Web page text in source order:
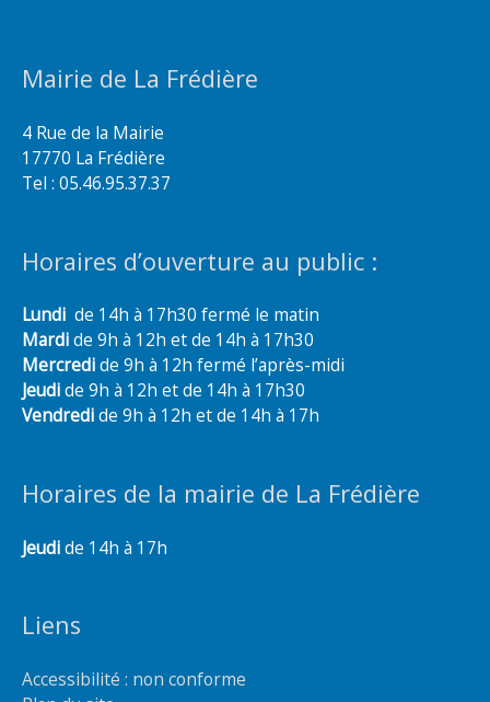
Mairie de La Frédière
4 Rue de la Mairie
17770 La Frédière
Tel : 05.46.95.37.37
Horaires d’ouverture au public :
Lundi de 14h à 17h30 fermé le matin
Mardide 9h à 12h et de 14h à 17h30
Mercredide 9h à 12h fermé l’après-midi
Jeudide 9h à 12h et de 14h à 17h30
Vendredide 9h à 12h et de 14h à 17h
Horaires de la mairie de La Frédière
Jeudide 14h à 17h
Liens
Accessibilité : non conforme